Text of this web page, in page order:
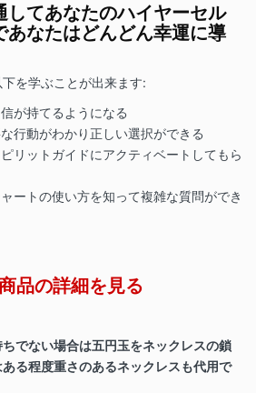
してあなたのハイヤーセル
あなたはどんどん幸運に導
を学ぶことが出来ます:
が持てるようになる
行動がわかり正しい選択ができる
リットガイドにアクティベートしてもら
ートの使い方を知って複雑な質問ができ
品の詳細を見る
でない場合は五円玉をネックレスの鎖
る程度重さのあるネックレスも代用で